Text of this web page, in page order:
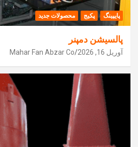
پایپینگ پکیج محصولات جدید
پالسیشن دمپنر
آوریل 16, 2026 Mahar Fan Abzar Co